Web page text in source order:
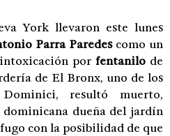
York llevaron este lunes
Parra Paredescomo un
por fentanilode
de El Bronx, uno de los
resultó muerto,
dueña del jardín
con la posibilidad de que